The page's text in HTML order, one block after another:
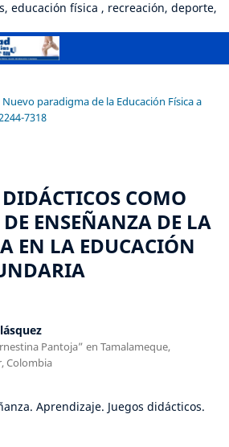
educación física , recreación, deporte,
paradigma de la Educación Física a
7318
DIDÁCTICOS COMO
DE ENSEÑANZA DE LA
EN LA EDUCACIÓN
Pantoja” en Tamalameque,
Colombia
Aprendizaje. Juegos didácticos.